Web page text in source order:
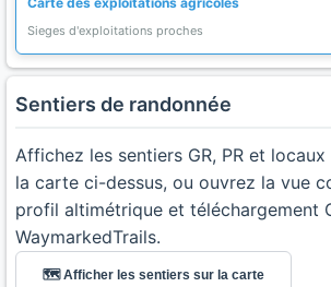
Sieges d'exploitations proches
Sentiers de randonnée
Affichez les sentiers GR, PR et
la carte ci-dessus, ou ouvrez la vue
profil altimétrique et téléchargement
WaymarkedTrails.
🗺️ Afficher les sentiers sur la carte